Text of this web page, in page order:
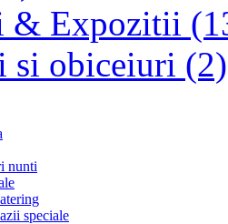
& Expozitii
si obiceiuri (2)
nunti
speciale